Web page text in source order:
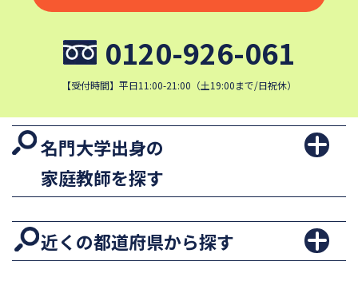
0120-926-061
【受付時間】平日11:00-21:00（土19:00まで/日祝休）
名門大学出身の
家庭教師を探す
近くの都道府県から探す